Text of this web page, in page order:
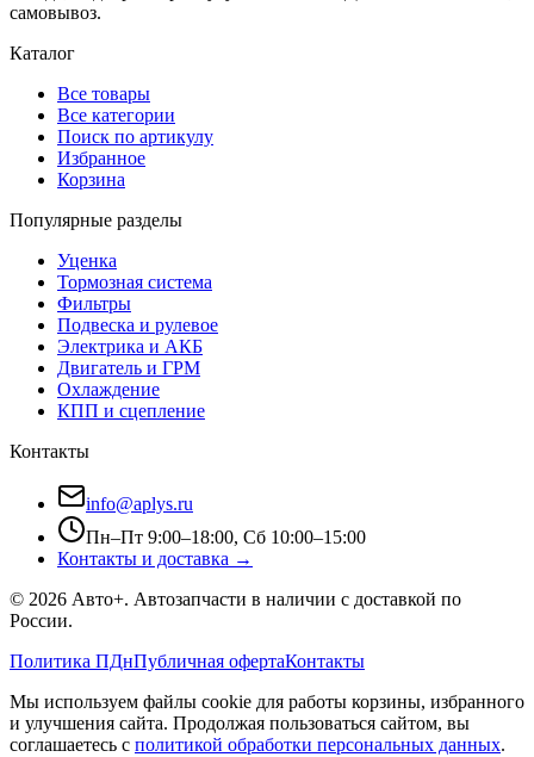
самовывоз.
Каталог
Все товары
Все категории
Поиск по артикулу
Избранное
Корзина
Популярные разделы
Уценка
Тормозная система
Фильтры
Подвеска и рулевое
Электрика и АКБ
Двигатель и ГРМ
Охлаждение
КПП и сцепление
Контакты
info@aplys.ru
Пн–Пт 9:00–18:00, Сб 10:00–15:00
Контакты и доставка →
© 2026 Авто+. Автозапчасти в наличии с доставкой по
России.
Политика ПДнПубличная офертаКонтакты
Мы используем файлы cookie для работы корзины, избранного
и улучшения сайта. Продолжая пользоваться сайтом, вы
соглашаетесь с политикой обработки персональных данных.